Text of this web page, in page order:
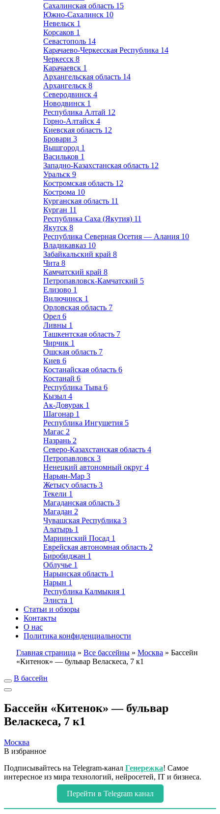
Сахалинская область 15
Южно-Сахалинск 10
Невельск 1
Корсаков 1
Севастополь 14
Карачаево-Черкесская Республика 14
Черкесск 8
Карачаевск 1
Архангельская область 14
Архангельск 8
Северодвинск 4
Новодвинск 1
Республика Алтай 12
Горно-Алтайск 4
Киевская область 12
Бровари 3
Вышгород 1
Васильков 1
Западно-Казахстанская область 12
Уральск 9
Костромская область 12
Кострома 10
Курганская область 11
Курган 11
Республика Саха (Якутия) 11
Якутск 8
Республика Северная Осетия — Алания 10
Владикавказ 10
Забайкальский край 8
Чита 8
Камчатский край 8
Петропавловск-Камчатский 5
Елизово 1
Вилючинск 1
Орловская область 7
Орел 6
Ливны 1
Ташкентская область 7
Чирчик 1
Ошская область 7
Киев 6
Костанайская область 6
Костанай 6
Республика Тыва 6
Кызыл 4
Ак-Довурак 1
Шагонар 1
Республика Ингушетия 5
Магас 2
Назрань 2
Северо-Казахстанская область 4
Петропавловск 3
Ненецкий автономный округ 4
Нарьян-Мар 3
Жетысу область 3
Текели 1
Магаданская область 3
Магадан 2
Чувашская Республика 3
Алатырь 1
Мариинский Посад 1
Еврейская автономная область 2
Биробиджан 1
Облучье 1
Нарынская область 1
Нарын 1
Республика Калмыкия 1
Элиста 1
Статьи и обзоры
Контакты
О нас
Политика конфиденциальности
Главная страница » Все бассейны » Москва » Бассейн
«Китенок» — бульвар Веласкеса, 7 к1
В бассейн
Бассейн «Китенок» — бульвар
Веласкеса, 7 к1
Москва
В избранное
Подписывайтесь на Telegram-канал Генережка! Самое
интересное из мира технологий, нейросетей, IT и бизнеса.
Перейти в Telegram канал